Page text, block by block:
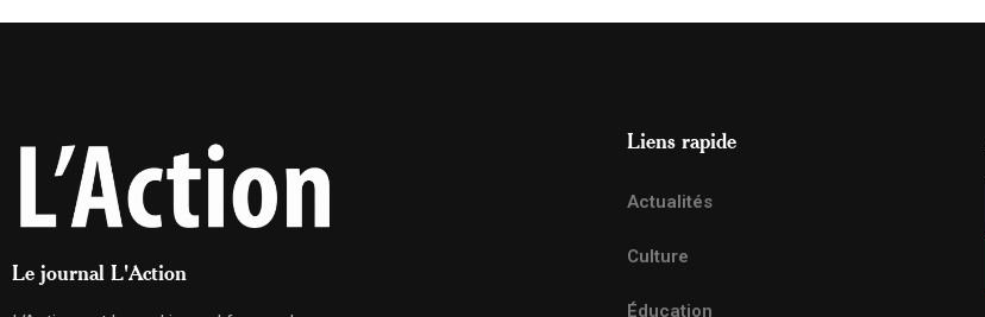
Le journal L'Action
Liens rapide
Actualités
Culture
Éducation